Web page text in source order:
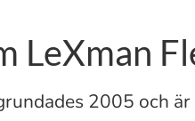
LeXman
2005 och